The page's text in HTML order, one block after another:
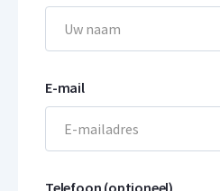
E-mail
Telefoon (optioneel)